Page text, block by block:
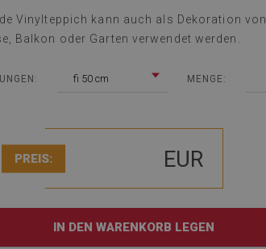
Vinylteppich kann auch als Dekoration von
Balkon oder Garten verwendet werden.
fi 50 cm MENGE:
PREIS: EUR
IN DEN WARENKORB LEGEN